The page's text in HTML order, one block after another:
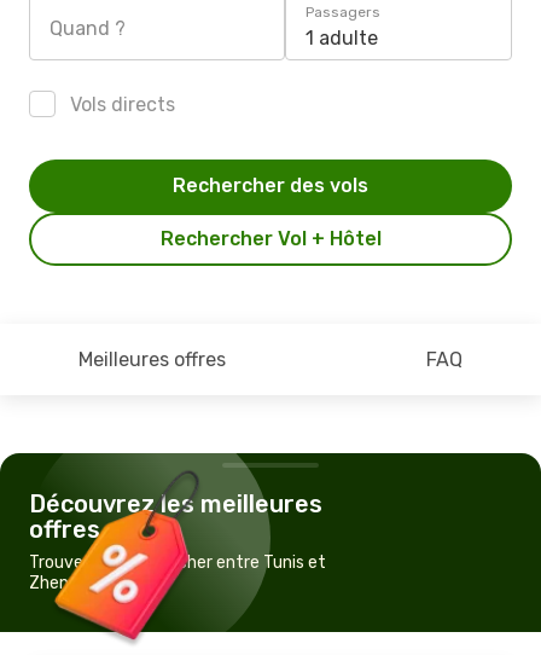
Quand ?
Passagers
1 adulte
Vols directs
Rechercher Vol + Hôtel
Rechercher des vols
Meilleures offres FAQ
Découvrez les meilleures
offres
Trouvez un vol pas cher entre Tunis et
Zhengzhou